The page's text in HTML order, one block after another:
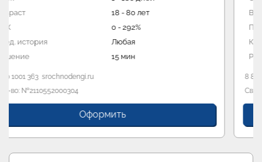
Возраст
18 - 80 лет
0 - 292%
Кред. история
Решение
8 800 700 43 44 bistrodengi.ru
Свид-во: №2110573000002
Оформить